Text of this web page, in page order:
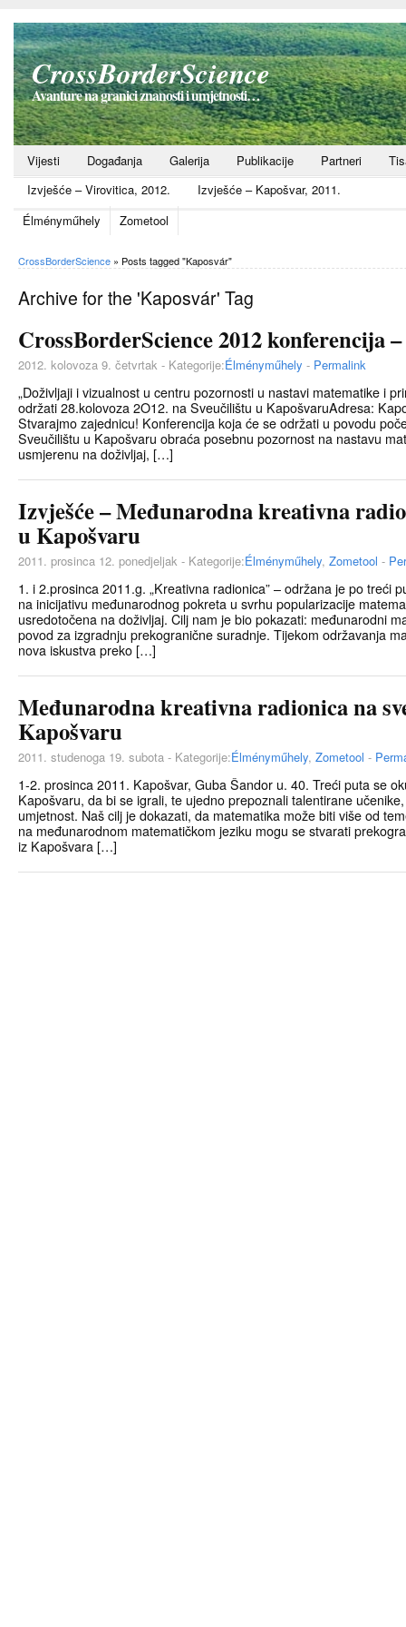
CrossBorderScience
Avanture na granici znanosti i umjetnosti…
Vijesti Događanja Galerija Publikacije Partneri
Izvješće – Virovitica, 2012.
Izvješće – Kapošvar, 2011.
Élményműhely
Zometool
CrossBorderScience » Posts tagged "Kaposvár"
Archive for the 'Kaposvár' Tag
CrossBorderScience 2012 konferencija
2012. kolovoza 9. četvrtak - Kategorije:Élményműhely - Permalink
„Doživljaji i vizualnost u centru pozornosti u nastavi matematike i
održati 28.kolovoza 2O12. na Sveučilištu u KapošvaruAdresa:
Stvarajmo zajednicu! Konferencija koja će se održati u povodu
Sveučilištu u Kapošvaru obraća posebnu pozornost na nastavu
usmjerenu na doživljaj, […]
Izvješće – Međunarodna kreativna
u Kapošvaru
2011. prosinca 12. ponedjeljak - Kategorije:Élményműhely, Zometool -
1. i 2.prosinca 2011.g. „Kreativna radionica” – održana je po treći
na inicijativu međunarodnog pokreta u svrhu popularizacije
usredotočena na doživljaj. Cilj nam je bio pokazati: međunarodni
povod za izgradnju prekogranične suradnje. Tijekom održavanja
nova iskustva preko […]
Međunarodna kreativna radionica na
Kapošvaru
2011. studenoga 19. subota - Kategorije:Élményműhely, Zometool -
1-2. prosinca 2011. Kapošvar, Guba Šandor u. 40. Treći puta se
Kapošvaru, da bi se igrali, te ujedno prepoznali talentirane
umjetnost. Naš cilj je dokazati, da matematika može biti više od
na međunarodnom matematičkom jeziku mogu se stvarati
iz Kapošvara […]